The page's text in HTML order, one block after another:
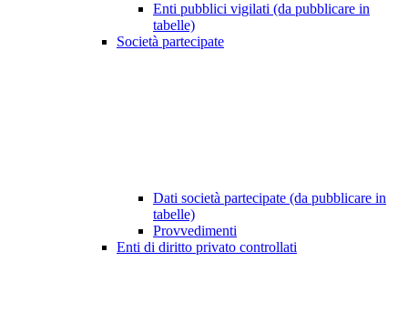
Enti pubblici vigilati (da pubblicare in
tabelle)
Società partecipate
Dati società partecipate (da pubblicare in
tabelle)
Provvedimenti
Enti di diritto privato controllati